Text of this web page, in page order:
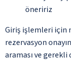
öneririz
Giriş işlemleri için
rezervasyon
araması ve